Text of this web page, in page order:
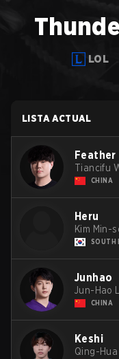
LOL
LISTA ACTUAL
Feather
Tiancifu
CHINA
Heru
Kim Min-
SOUTH
Junhao
Jun-Hao
CHINA
Keshi
Qing-Hua